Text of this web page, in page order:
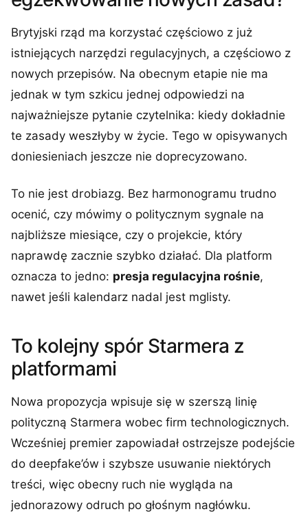
Brytyjski rząd ma korzystać częściowo z już
istniejących narzędzi regulacyjnych, a częściowo z
nowych przepisów. Na obecnym etapie nie ma
jednak w tym szkicu jednej odpowiedzi na
najważniejsze pytanie czytelnika: kiedy dokładnie
te zasady weszłyby w życie. Tego w opisywanych
doniesieniach jeszcze nie doprecyzowano.
To nie jest drobiazg. Bez harmonogramu trudno
ocenić, czy mówimy o politycznym sygnale na
najbliższe miesiące, czy o projekcie, który
naprawdę zacznie szybko działać. Dla platform
oznacza to jedno: presja regulacyjna rośnie,
nawet jeśli kalendarz nadal jest mglisty.
To kolejny spór Starmera z
platformami
Nowa propozycja wpisuje się w szerszą linię
polityczną Starmera wobec firm technologicznych.
Wcześniej premier zapowiadał ostrzejsze podejście
do deepfake’ów i szybsze usuwanie niektórych
treści, więc obecny ruch nie wygląda na
jednorazowy odruch po głośnym nagłówku.